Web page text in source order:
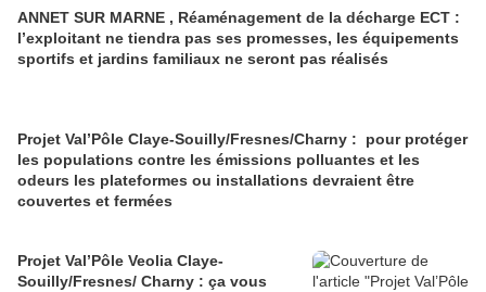
ANNET SUR MARNE , Réaménagement de la décharge ECT :
l’exploitant ne tiendra pas ses promesses, les équipements
sportifs et jardins familiaux ne seront pas réalisés
Projet Val’Pôle Claye-Souilly/Fresnes/Charny : pour protéger
les populations contre les émissions polluantes et les
odeurs les plateformes ou installations devraient être
couvertes et fermées
Projet Val’Pôle Veolia Claye-
Souilly/Fresnes/ Charny : ça vous